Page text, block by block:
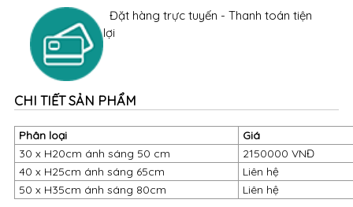
Đặt hàng trực tuyến - Thanh toán tiện
lợi
CHI TIẾT SẢN PHẨM
Phân loại
Giá
30 x H20cm ánh sáng 50 cm
2150000 VNĐ
40 x H25cm ánh sáng 65cm
Liên hệ
50 x H35cm ánh sáng 80cm
Liên hệ